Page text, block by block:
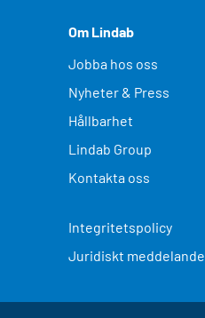
Om Lindab
Jobba hos oss
Nyheter & Press
Hållbarhet
Lindab Group
Kontakta oss
Integritetspolicy
Juridiskt meddelande